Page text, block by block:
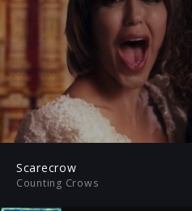
Play
Scarecrow
Counting Crows